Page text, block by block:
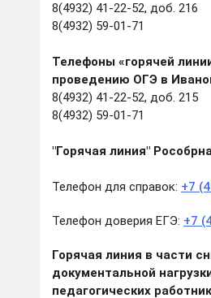
8(4932) 41-22-52, доб. 216
8(4932) 59-01-71
Телефоны «горячей
проведению ОГЭ в
8(4932) 41-22-52, доб. 215
8(4932) 59-01-71
"Горячая линия"
Телефон для справок: +7
Телефон доверия ЕГЭ: +7
Горячая линия в части
документальной
педагогических